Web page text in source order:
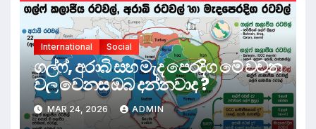
International Social
ගල්ෆ්, අරාබි සහ මැද පෙරදිග මේ වචන
වල වෙනස ඔබ දන්නවාද ?
MAR 24, 2026 ADMIN